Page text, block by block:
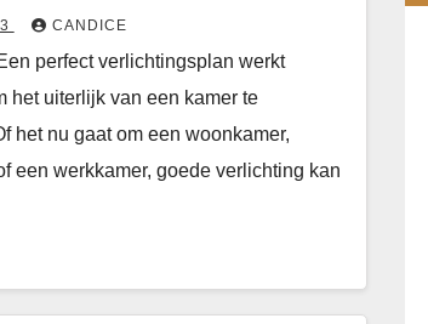
CANDICE
perfect verlichtingsplan werkt
het uiterlijk van een kamer te
het nu gaat om een woonkamer,
een werkkamer, goede verlichting kan